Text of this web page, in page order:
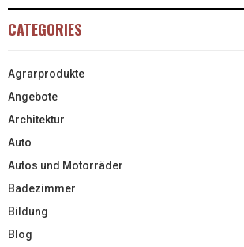
CATEGORIES
Agrarprodukte
Angebote
Architektur
Auto
Autos und Motorräder
Badezimmer
Bildung
Blog